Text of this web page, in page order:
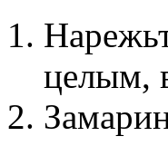
целым,